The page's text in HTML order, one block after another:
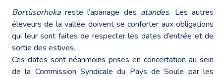
Bortüsorhokareste l’apanage des atandes. Les autres
éleveurs de la vallée doivent se conforter aux obligations
qui leur sont faites de respecter les dates d’entrée et de
sortie des estives.
Ces dates sont néanmoins prises en concertation au sein
de la Commission Syndicale du Pays de Soule par les